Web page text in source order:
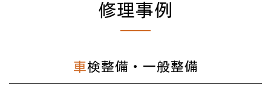
修理事例
車検整備・一般整備